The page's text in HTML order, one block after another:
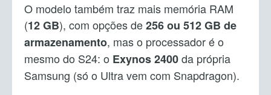
O modelo também traz mais memória RAM
(12 GB), com opções de256 ou 512 GB de
armazenamento, mas o processador é o
mesmo do S24: o Exynos 2400da própria
Samsung (só o Ultra vem com Snapdragon).